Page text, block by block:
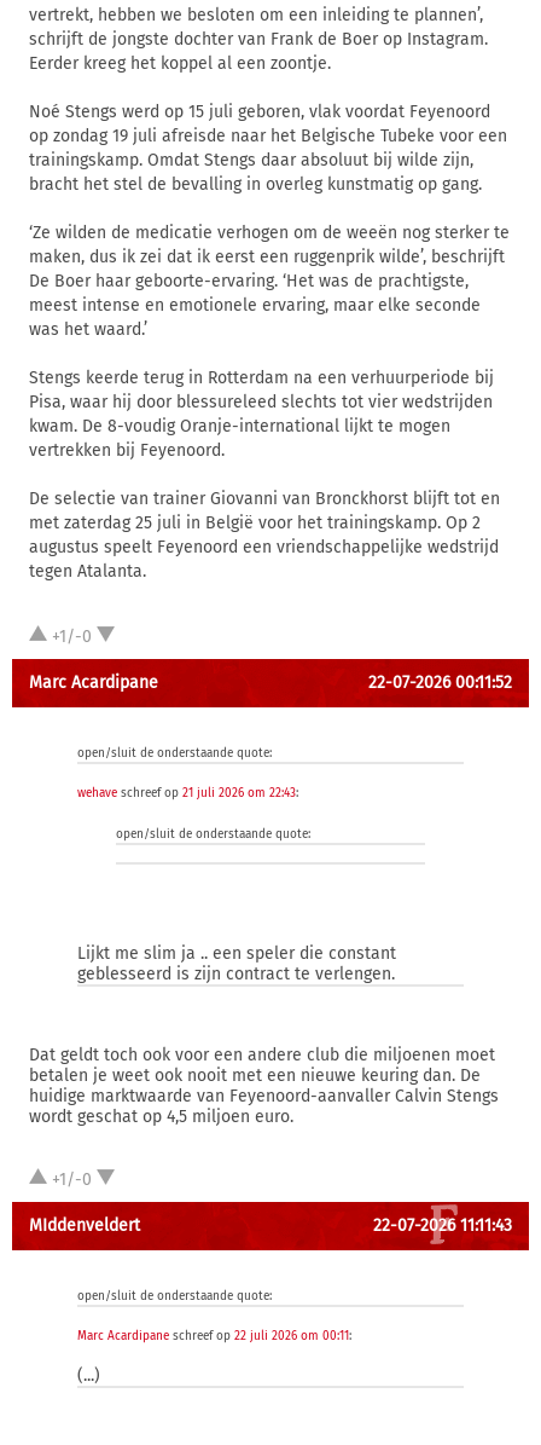
vertrekt, hebben we besloten om een inleiding te plannen’,
schrijft de jongste dochter van Frank de Boer op Instagram.
Eerder kreeg het koppel al een zoontje.
Noé Stengs werd op 15 juli geboren, vlak voordat Feyenoord
op zondag 19 juli afreisde naar het Belgische Tubeke voor een
trainingskamp. Omdat Stengs daar absoluut bij wilde zijn,
bracht het stel de bevalling in overleg kunstmatig op gang.
‘Ze wilden de medicatie verhogen om de weeën nog sterker te
maken, dus ik zei dat ik eerst een ruggenprik wilde’, beschrijft
De Boer haar geboorte-ervaring. ‘Het was de prachtigste,
meest intense en emotionele ervaring, maar elke seconde
was het waard.’
Stengs keerde terug in Rotterdam na een verhuurperiode bij
Pisa, waar hij door blessureleed slechts tot vier wedstrijden
kwam. De 8-voudig Oranje-international lijkt te mogen
vertrekken bij Feyenoord.
De selectie van trainer Giovanni van Bronckhorst blijft tot en
met zaterdag 25 juli in België voor het trainingskamp. Op 2
augustus speelt Feyenoord een vriendschappelijke wedstrijd
tegen Atalanta.
+1/-0
Marc Acardipane 22-07-2026 00:11:52
open/sluit de onderstaande quote:
wehave schreef op 21 juli 2026 om 22:43:
open/sluit de onderstaande quote:
Lijkt me slim ja .. een speler die constant
geblesseerd is zijn contract te verlengen.
Dat geldt toch ook voor een andere club die miljoenen moet
betalen je weet ook nooit met een nieuwe keuring dan. De
huidige marktwaarde van Feyenoord-aanvaller Calvin Stengs
wordt geschat op 4,5 miljoen euro.
+1/-0
MIddenveldert 22-07-2026 11:11:43
open/sluit de onderstaande quote:
Marc Acardipane schreef op 22 juli 2026 om 00:11:
(...)